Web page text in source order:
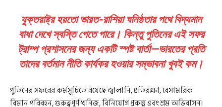
যুক্তরাষ্ট্র হয়তো ভারত-রাশিয়া ঘনিষ্ঠতার পথে বিদ্যমান
বাধা দেখে স্বস্তি পেতে পারে। কিন্তু পুতিনের এই সফর
ট্রাম্প প্রশাসনের জন্য একটি স্পষ্ট বার্তা—ভারতের প্রতি
তাদের বর্তমান নীতি কার্যকর হওয়ার সম্ভাবনা খুবই কম।
পুতিনের সফরের কর্মসূচিতে রয়েছে জ্বালানি, প্রতিরক্ষা, বেসামরিক
বিমান পরিবহন, গুরুত্বপূর্ণ খনিজ, বিনিয়োগ প্রকল্প এবং শ্রম অভিবাসন।